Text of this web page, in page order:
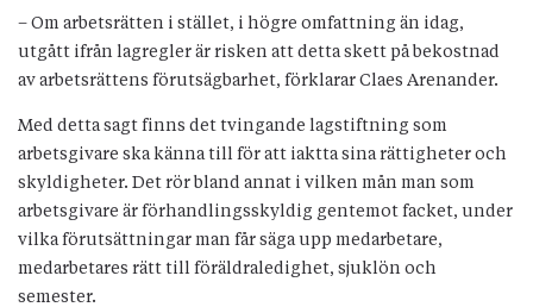
– Om arbetsrätten i stället, i högre omfattning än idag,
utgått ifrån lagregler är risken att detta skett på bekostnad
av arbetsrättens förutsägbarhet, förklarar Claes Arenander.
Med detta sagt finns det tvingande lagstiftning som
arbetsgivare ska känna till för att iaktta sina rättigheter och
skyldigheter. Det rör bland annat i vilken mån man som
arbetsgivare är förhandlingsskyldig gentemot facket, under
vilka förutsättningar man får säga upp medarbetare,
medarbetares rätt till föräldraledighet, sjuklön och
semester.